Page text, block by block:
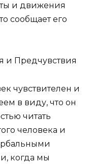
и движения
сообщает его
и Предчувствия
чувствителен и
в виду, что он
читать
человека и
когда мы